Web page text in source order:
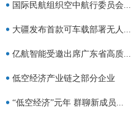
国际民航组织空中航行委员会...
大疆发布首款可车载部署无人...
亿航智能受邀出席广东省高质...
低空经济产业链之部分企业
“低空经济”元年 群聊新成员...